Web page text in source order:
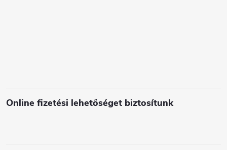
Online fizetési lehetőséget biztosítunk